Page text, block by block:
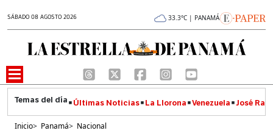
SÁBADO 08 AGOSTO 2026 33.3°C | PANAMÁ
Últimas Noticias La Llorona Venezuela José
Inicio> Panamá> Nacional